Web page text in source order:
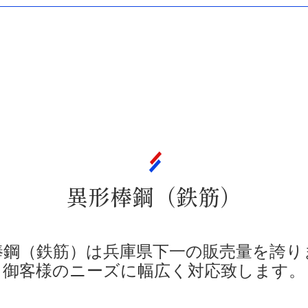
異形棒鋼（鉄筋）
（鉄筋）は兵庫県下一の販売量を誇
御客様のニーズに幅広く対応致します。